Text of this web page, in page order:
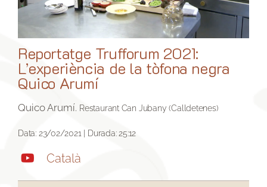
Reportatge Trufforum 2021:
L’experiència de la tòfona negra
Quico Arumí
Quico Arumí. Restaurant Can Jubany (Calldetenes)
Data: 23/02/2021 | Durada: 25:12
Català